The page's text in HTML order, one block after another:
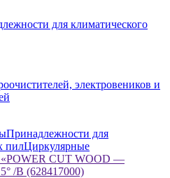
для климатического
электровеников и
Принадлежности для
пилЦиркулярные
CUT WOOD —
/B (628417000)